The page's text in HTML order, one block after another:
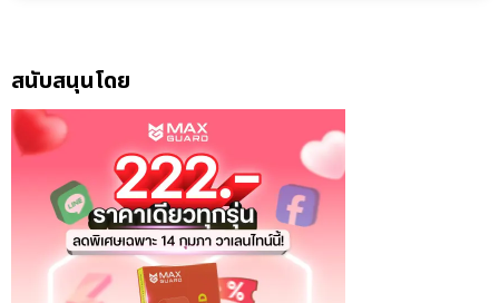
สนับสนุนโดย